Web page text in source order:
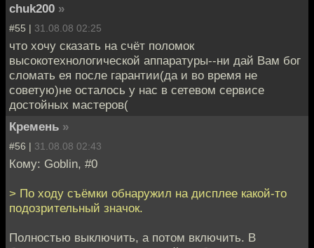
chuk200 »
#55 | 31.08.08 02:25
что хочу сказать на счёт поломок
высокотехнологической аппаратуры--ни дай Вам бог
сломать ея после гарантии(да и во время не
советую)не осталось у нас в сетевом сервисе
достойных мастеров(
Кремень »
#56 | 31.08.08 02:43
Кому: Goblin, #0
> По ходу съёмки обнаружил на дисплее какой-то
подозрительный значок.
Полностью выключить, а потом включить. В